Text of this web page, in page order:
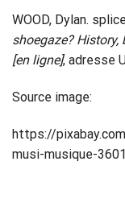
WOOD, Dylan.
shoegaze?
[en ligne], adresse
Source image:
https://
musi-musique-